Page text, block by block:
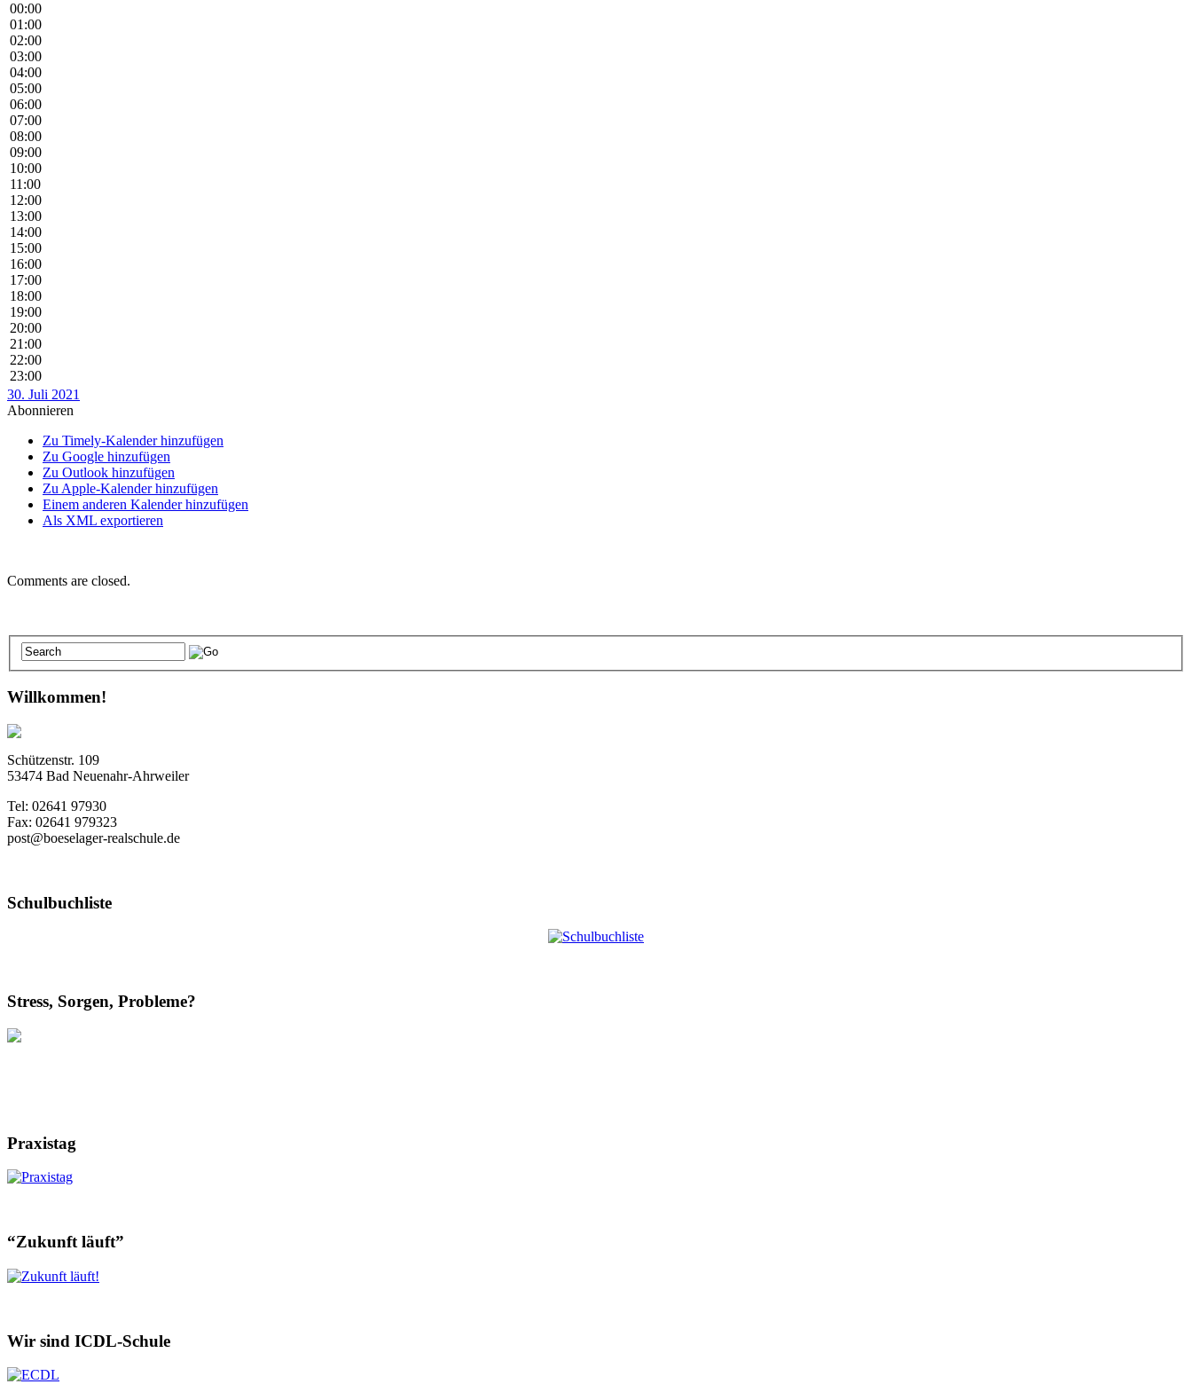
00:00
01:00
02:00
03:00
04:00
05:00
06:00
07:00
08:00
09:00
10:00
11:00
12:00
13:00
14:00
15:00
16:00
17:00
18:00
19:00
20:00
21:00
22:00
23:00
30. Juli 2021
Abonnieren
Zu Timely-Kalender hinzufügen
Zu Google hinzufügen
Zu Outlook hinzufügen
Zu Apple-Kalender hinzufügen
Einem anderen Kalender hinzufügen
Als XML exportieren
Comments are closed.
Willkommen!
Schützenstr. 109
53474 Bad Neuenahr-Ahrweiler
Tel: 02641 97930
Fax: 02641 979323
post@boeselager-realschule.de
Schulbuchliste
Stress, Sorgen, Probleme?
Praxistag
“Zukunft läuft”
Wir sind ICDL-Schule